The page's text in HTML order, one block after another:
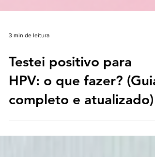
3 min de leitura
Testei positivo para
HPV: o que fazer? (Guia
completo e atualizado)